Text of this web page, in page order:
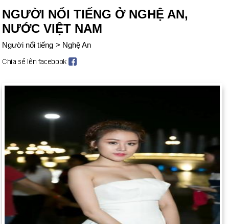
NGƯỜI NỔI TIẾNG Ở NGHỆ AN,
NƯỚC VIỆT NAM
Người nổi tiếng > Nghệ An